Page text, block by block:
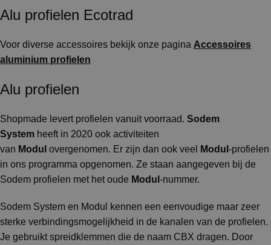
Alu profielen Ecotrad
Voor diverse accessoires bekijk onze pagina Accessoires
aluminium profielen
Alu profielen
Shopmade levert profielen vanuit voorraad. Sodem
System heeft in 2020 ook activiteiten
van Modul overgenomen. Er zijn dan ook veel Modul -profielen
in ons programma opgenomen. Ze staan aangegeven bij de
Sodem profielen met het oude Modul -nummer.
Sodem System en Modul kennen een eenvoudige maar zeer
sterke verbindingsmogelijkheid in de kanalen van de profielen.
Je gebruikt spreidklemmen die de naam CBX dragen. Door